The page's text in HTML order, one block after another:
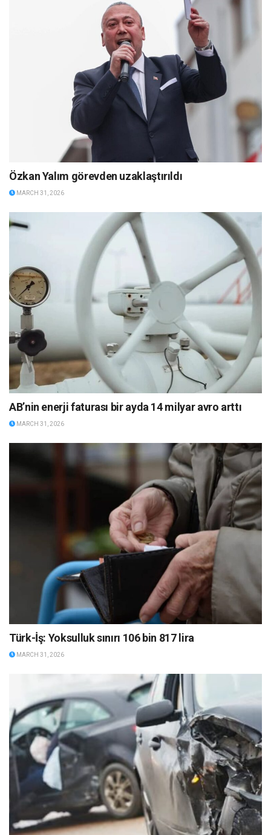
Özkan Yalım görevden uzaklaştırıldı
MARCH 31, 2026
AB’nin enerji faturası bir ayda 14 milyar avro arttı
MARCH 31, 2026
Türk-İş: Yoksulluk sınırı 106 bin 817 lira
MARCH 31, 2026